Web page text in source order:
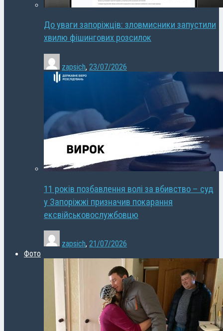
До уваги запоріжців: зловмисники запустили
хвилю фішингових розсилок
zapsich, 23/07/2026
11 років позбавлення волі за вбивство – суд
у Запоріжжі призначив покарання
ексвійськовослужбовцю
zapsich, 21/07/2026
Фото